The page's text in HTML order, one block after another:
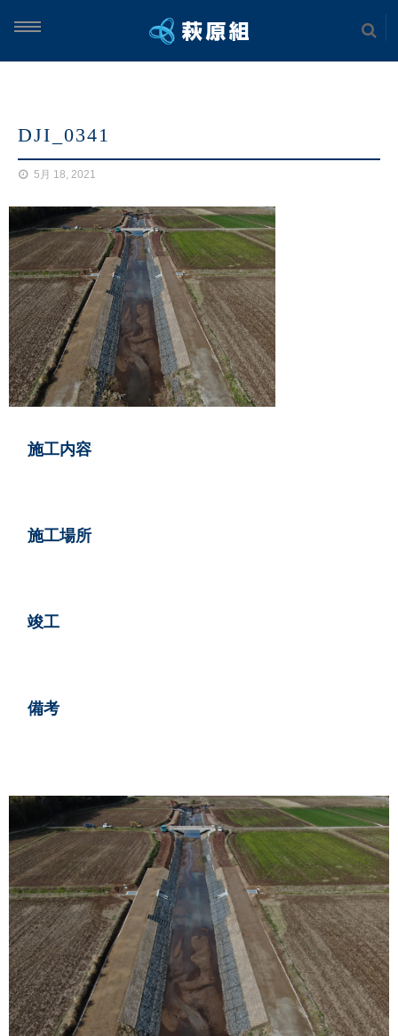
内
木工事
上工事
築工事
内
DJI_0341
5月 18, 2021
施工内容
施工場所
竣工
備考